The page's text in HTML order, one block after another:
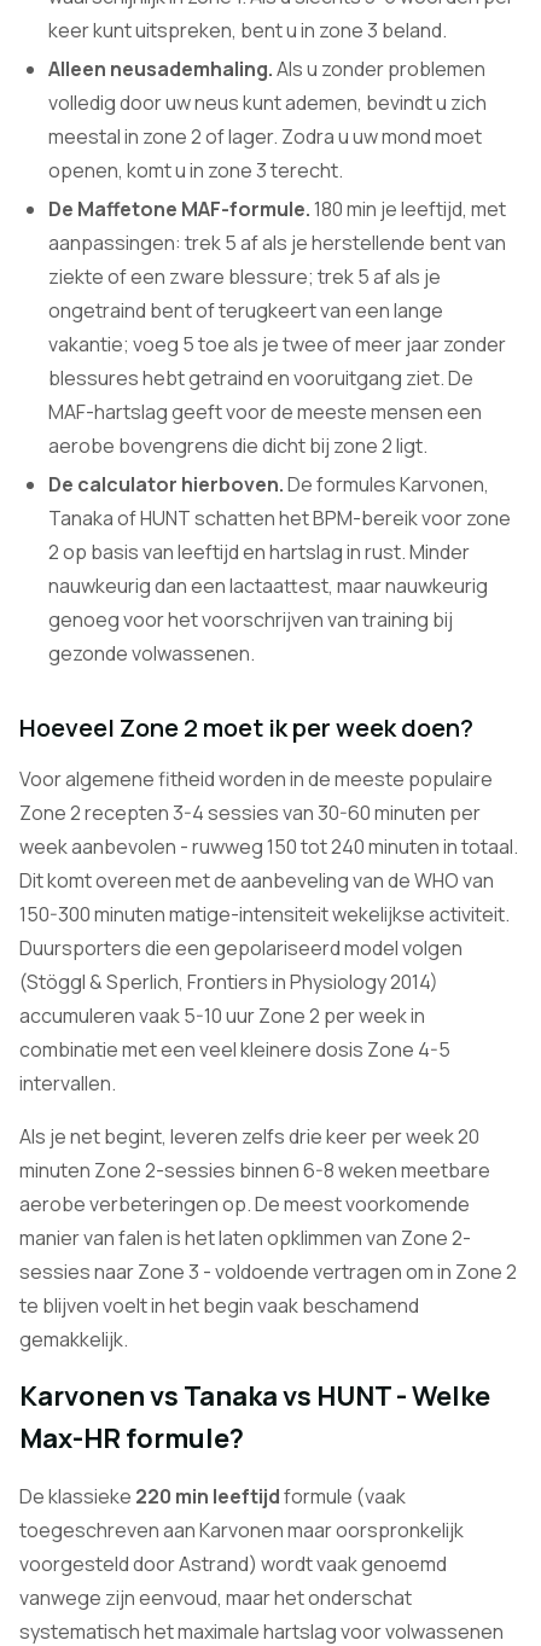
keer kunt uitspreken, bent u in zone 3 beland.
Alleen neusademhaling.Als u zonder problemen
volledig door uw neus kunt ademen, bevindt u zich
meestal in zone 2 of lager. Zodra u uw mond moet
openen, komt u in zone 3 terecht.
De Maffetone MAF-formule.180 min je leeftijd, met
aanpassingen: trek 5 af als je herstellende bent van
ziekte of een zware blessure; trek 5 af als je
ongetraind bent of terugkeert van een lange
vakantie; voeg 5 toe als je twee of meer jaar zonder
blessures hebt getraind en vooruitgang ziet. De
MAF-hartslag geeft voor de meeste mensen een
aerobe bovengrens die dicht bij zone 2 ligt.
De calculator hierboven.De formules Karvonen,
Tanaka of HUNT schatten het BPM-bereik voor zone
2 op basis van leeftijd en hartslag in rust. Minder
nauwkeurig dan een lactaattest, maar nauwkeurig
genoeg voor het voorschrijven van training bij
gezonde volwassenen.
Hoeveel Zone 2 moet ik per week doen?
Voor algemene fitheid worden in de meeste populaire
Zone 2 recepten 3-4 sessies van 30-60 minuten per
week aanbevolen - ruwweg 150 tot 240 minuten in totaal.
Dit komt overeen met de aanbeveling van de WHO van
150-300 minuten matige-intensiteit wekelijkse activiteit.
Duursporters die een gepolariseerd model volgen
(Stöggl & Sperlich, Frontiers in Physiology 2014)
accumuleren vaak 5-10 uur Zone 2 per week in
combinatie met een veel kleinere dosis Zone 4-5
intervallen.
Als je net begint, leveren zelfs drie keer per week 20
minuten Zone 2-sessies binnen 6-8 weken meetbare
aerobe verbeteringen op. De meest voorkomende
manier van falen is het laten opklimmen van Zone 2-
sessies naar Zone 3 - voldoende vertragen om in Zone 2
te blijven voelt in het begin vaak beschamend
gemakkelijk.
Karvonen vs Tanaka vs HUNT - Welke
Max-HR formule?
De klassieke 220 min leeftijdformule (vaak
toegeschreven aan Karvonen maar oorspronkelijk
voorgesteld door Astrand) wordt vaak genoemd
vanwege zijn eenvoud, maar het onderschat
systematisch het maximale hartslag voor volwassenen